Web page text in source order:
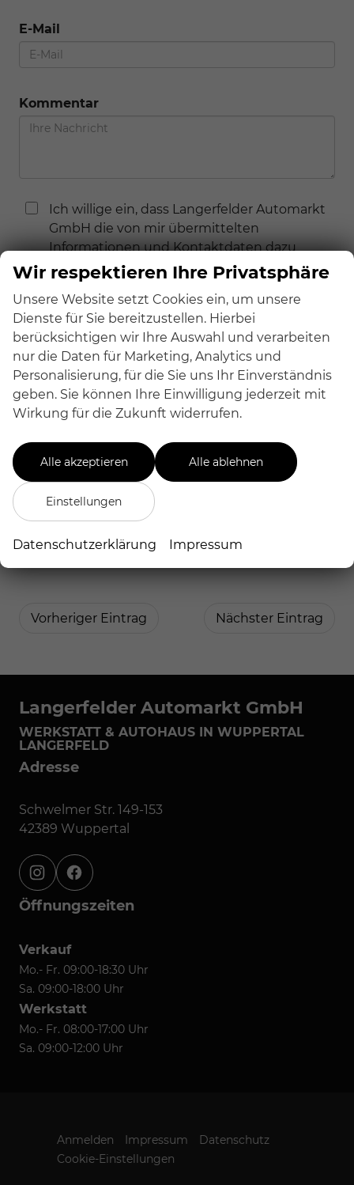
E-Mail
Kommentar
Ich willige ein, dass Langerfelder Automarkt
GmbH die von mir übermittelten
Informationen und Kontaktdaten dazu
verwendet, um mit mir anlässlich meiner
Kontaktaufnahme in Verbindung zu treten,
in diesem Zusammenhang zu
kommunizieren und meine Anfrage zu
bearbeiten und abzuwickeln. Dies gilt
insbesondere für die Verwendung der E-
Mail-Adresse und der Telefonnummer zu
den vorgenannten Zwecken.
Die Datenschutzerklärung kann hier
Ich bin kein Roboter
Kommentar abschicken
Vorheriger Eintrag Nächster Eintrag
Langerfelder Automarkt GmbH
WERKSTATT & AUTOHAUS IN WUPPERTAL
LANGERFELD
Adresse
Schwelmer Str. 149-153
42389 Wuppertal
instagramfacebook
Öffnungszeiten
Verkauf
Mo.- Fr. 09:00-18:30 Uhr
Sa. 09:00-18:00 Uhr
Werkstatt
Mo.- Fr. 08:00-17:00 Uhr
Sa. 09:00-12:00 Uhr
Anmelden Impressum
Datenschutz
Cookie-Einstellungen
Wir respektieren Ihre Privatsphäre
Unsere Website setzt Cookies ein, um unsere
Dienste für Sie bereitzustellen. Hierbei
berücksichtigen wir Ihre Auswahl und verarbeiten
nur die Daten für Marketing, Analytics und
Personalisierung, für die Sie uns Ihr Einverständnis
geben. Sie können Ihre Einwilligung jederzeit mit
Wirkung für die Zukunft widerrufen.
Alle akzeptieren Alle ablehnen
Einstellungen
Datenschutzerklärung Impressum